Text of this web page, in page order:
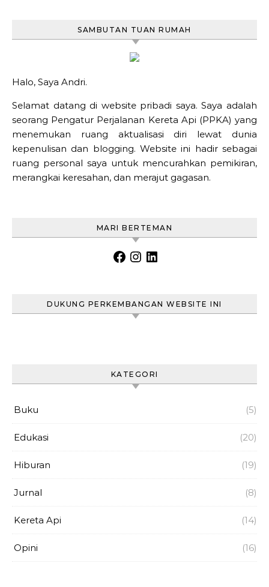
SAMBUTAN TUAN RUMAH
Halo, Saya Andri.
Selamat datang di website pribadi saya. Saya adalah
seorang Pengatur Perjalanan Kereta Api (PPKA) yang
menemukan ruang aktualisasi diri lewat dunia
kepenulisan dan blogging. Website ini hadir sebagai
ruang personal saya untuk mencurahkan pemikiran,
merangkai keresahan, dan merajut gagasan.
MARI BERTEMAN
Facebook
Instagram
LinkedIn
DUKUNG PERKEMBANGAN WEBSITE INI
KATEGORI
Buku (5)
Edukasi (20)
Hiburan (19)
Jurnal (8)
Kereta Api (14)
Opini (16)